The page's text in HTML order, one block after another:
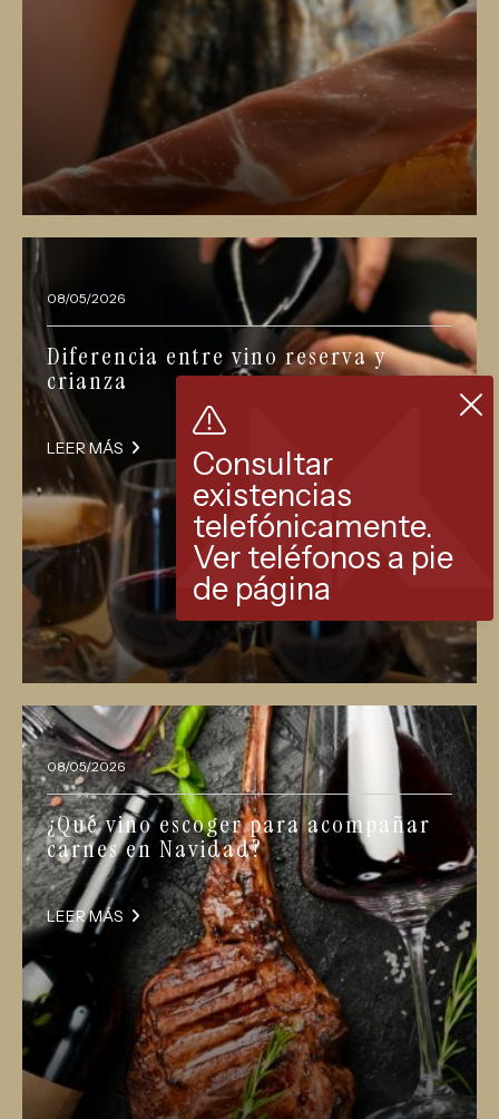
08/05/2026
Diferencia entre vino reserva y
crianza
LEER MÁS
08/05/2026
¿Qué vino escoger para acompañar
carnes en Navidad?
LEER MÁS
Consultar
existencias
telefónicamente.
Ver teléfonos a pie
de página